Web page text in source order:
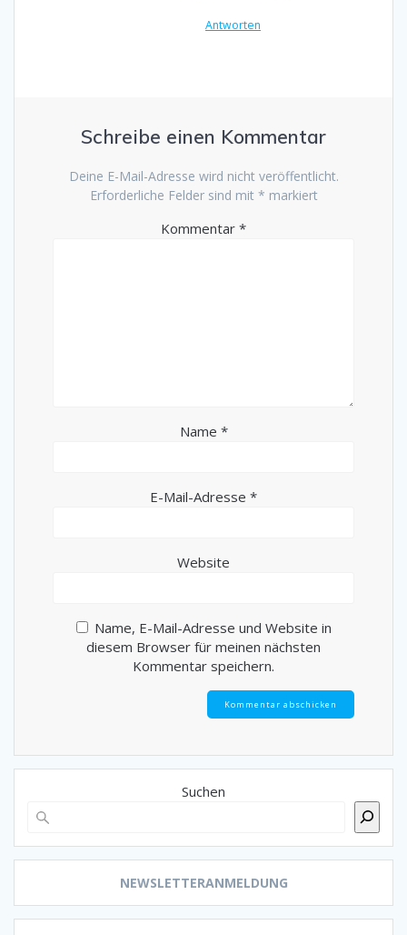
Antworten
Schreibe einen Kommentar
Deine E-Mail-Adresse wird nicht veröffentlicht.
Erforderliche Felder sind mit * markiert
Kommentar *
Name *
E-Mail-Adresse *
Website
Name, E-Mail-Adresse und Website in
diesem Browser für meinen nächsten
Kommentar speichern.
Suchen
NEWSLETTERANMELDUNG